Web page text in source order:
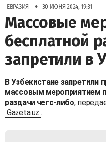
ЕВРАЗИЯ • 30 ИЮНЯ 2024, 19:31
Массовые
бесплатной
запретили в
В Узбекистане запретили
массовым мероприятием
раздачи чего-либо,
Gazeta.uz .